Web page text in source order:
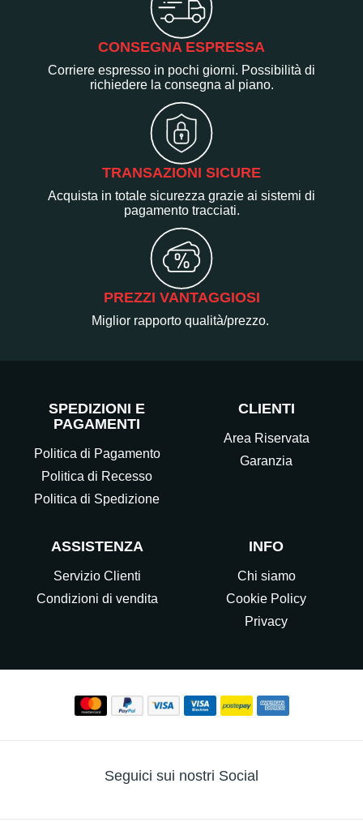
CONSEGNA ESPRESSA
Corriere espresso in pochi giorni. Possibilità di
richiedere la consegna al piano.
TRANSAZIONI SICURE
Acquista in totale sicurezza grazie ai sistemi di
pagamento tracciati.
PREZZI VANTAGGIOSI
Miglior rapporto qualità/prezzo.
SPEDIZIONI E
PAGAMENTI
Politica di Pagamento
Politica di Recesso
Politica di Spedizione
CLIENTI
Area Riservata
Garanzia
ASSISTENZA
Servizio Clienti
Condizioni di vendita
INFO
Chi siamo
Cookie Policy
Privacy
Seguici sui nostri Social